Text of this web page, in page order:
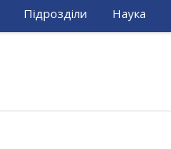
Підрозділи Наука